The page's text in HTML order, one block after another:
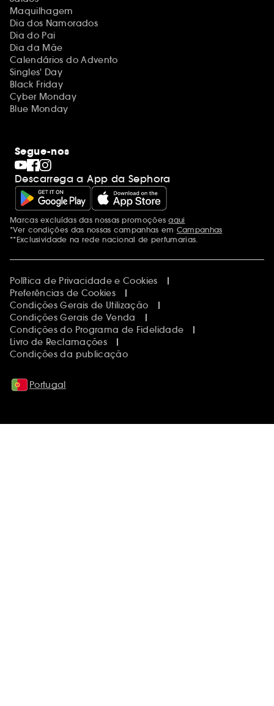
Maquilhagem
Dia dos Namorados
Dia do Pai
Dia da Mãe
Calendários do Advento
Singles' Day
Black Friday
Cyber Monday
Blue Monday
Segue-nos
Descarrega a App da Sephora
Menções adicionais
Marcas excluídas das nossas promoçõesaqui
*Ver condições das nossas campanhas em Campanhas
**Exclusividade na rede nacional de perfumarias.
Política de Privacidade e Cookies
Preferências de Cookies
Condições Gerais de Utilização
Condições Gerais de Venda
Condições do Programa de Fidelidade
Livro de Reclamações
Condições da publicação
Portugal